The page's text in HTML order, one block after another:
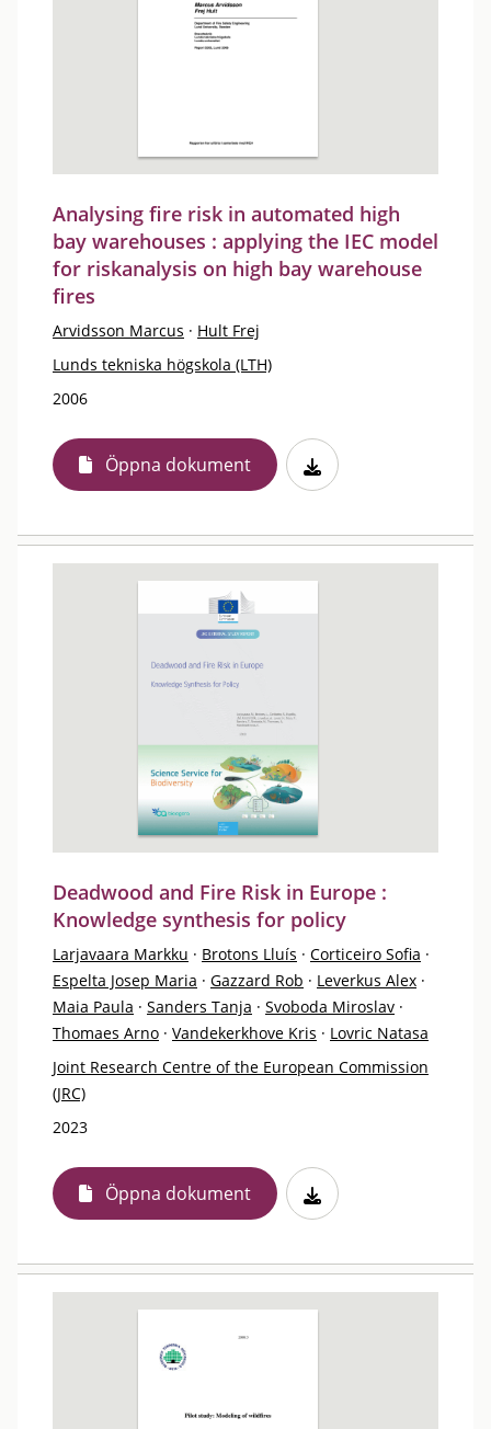
Analysing fire risk in automated high
bay warehouses : applying the IEC model
for riskanalysis on high bay warehouse
fires
Arvidsson Marcus · Hult Frej
Lunds tekniska högskola (LTH)
2006
Öppna dokument
Deadwood and Fire Risk in Europe :
Knowledge synthesis for policy
Larjavaara Markku · Brotons Lluís · Corticeiro Sofia ·
Espelta Josep Maria · Gazzard Rob · Leverkus Alex ·
Maia Paula · Sanders Tanja · Svoboda Miroslav ·
Thomaes Arno · Vandekerkhove Kris · Lovric Natasa
Joint Research Centre of the European Commission
(JRC)
2023
Öppna dokument